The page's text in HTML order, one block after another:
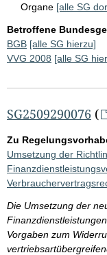
Organe [alle SG
Betroffene
BGB [alle SG hierzu]
VVG 2008 [alle SG
SG2509290076 (
Zu
Umsetzung der
Die Umsetzung der
Vorgaben zum